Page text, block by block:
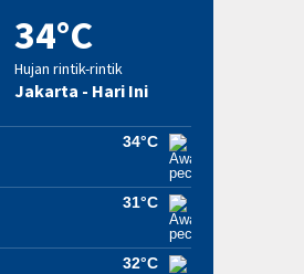
34°C
Hujan rintik-rintik
Jakarta - Hari Ini
34°C
31°C
32°C